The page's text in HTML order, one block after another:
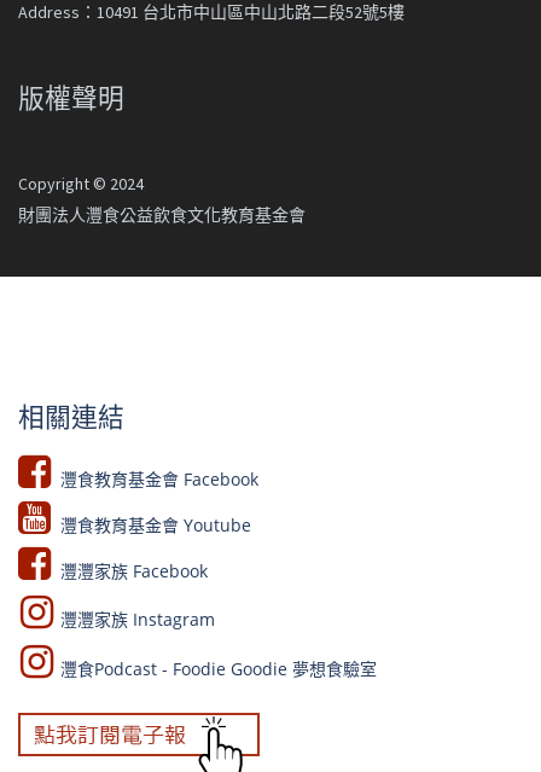
Address：10491 台北市中山區中山北路二段52號5樓
版權聲明
Copyright © 2024
財團法人灃食公益飲食文化教育基金會
相關連結
灃食教育基金會 Facebook​
灃食教育基金會 Youtube​​
灃灃家族 Facebook
灃灃家族 Instagram
灃食Podcast - Foodie Goodie 夢想食驗室​